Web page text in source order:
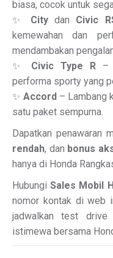
biasa, cocok untuk
✨ Citydan Civic
kemewahan dan
mendambakan
✨ Civic Type R –
performa sporty yang
✨ Accord– Lambang
satu paket sempurna.
Dapatkan penawaran
rendah, dan bonus
hanya di Honda
HubungiSales Mobil
nomor kontak di web
jadwalkan test drive
istimewa bersama